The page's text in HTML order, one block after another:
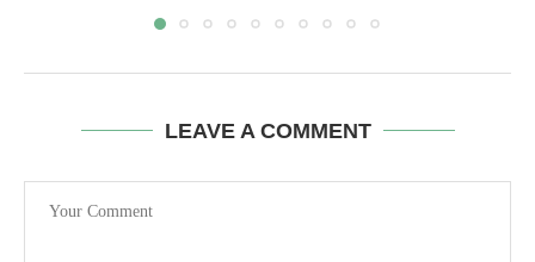
LEAVE A COMMENT